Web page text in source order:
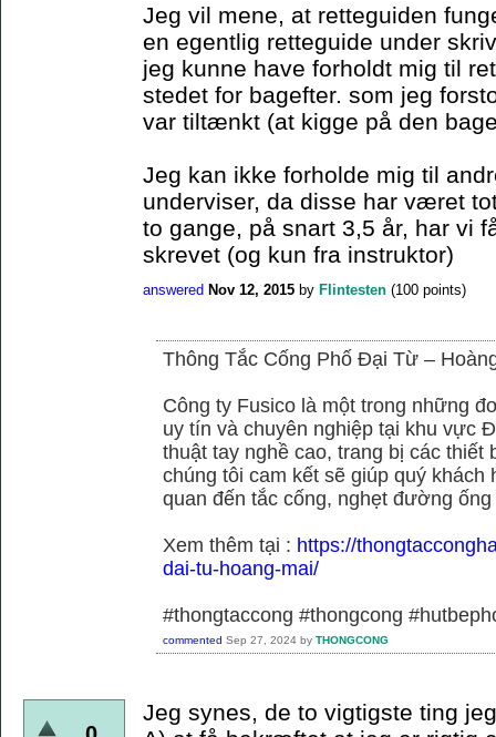
Jeg vil mene, at retteguiden
en egentlig retteguide under
jeg kunne have forholdt mig til
stedet for bagefter. som jeg
var tiltænkt (at kigge på den
Jeg kan ikke forholde mig til
underviser, da disse har været
to gange, på snart 3,5 år, har vi
skrevet (og kun fra instruktor)
answered Nov 12, 2015 by Flintesten (100 points)
Thông Tắc Cống Phố Đại Từ –
Công ty Fusico là một trong những
uy tín và chuyên nghiệp tại khu vực
thuật tay nghề cao, trang bị các thiết
chúng tôi cam kết sẽ giúp quý
quan đến tắc cống, nghẹt đường
Xem thêm tại : https://
dai-tu-hoang-mai/
#thongtaccong #thongcong
commented Sep 27, 2024 by THONGCONG
Jeg synes, de to vigtigste ting